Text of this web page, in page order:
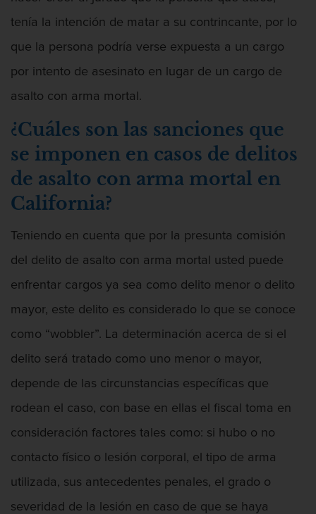
Contacto
tenía la intención de matar a su contrincante, por lo
que la persona podría verse expuesta a un cargo
por intento de asesinato en lugar de un cargo de
asalto con arma mortal.
¿Cuáles son las sanciones que
se imponen en casos de delitos
de asalto con arma mortal en
California?
Teniendo en cuenta que por la presunta comisión
del delito de asalto con arma mortal usted puede
enfrentar cargos ya sea como delito menor o delito
mayor, este delito es considerado lo que se conoce
como “wobbler”. La determinación acerca de si el
delito será tratado como uno menor o mayor,
depende de las circunstancias específicas que
rodean el caso, con base en ellas el fiscal toma en
consideración factores tales como: si hubo o no
contacto físico o lesión corporal, el tipo de arma
utilizada, sus antecedentes penales, el grado o
severidad de la lesión en caso de que se haya